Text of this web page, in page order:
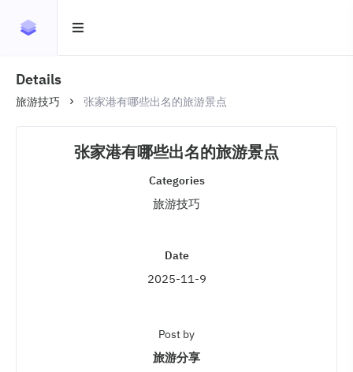
Details
旅游技巧 张家港有哪些出名的旅游景点
张家港有哪些出名的旅游景点
Categories
旅游技巧
Date
2025-11-9
Post by
旅游分享